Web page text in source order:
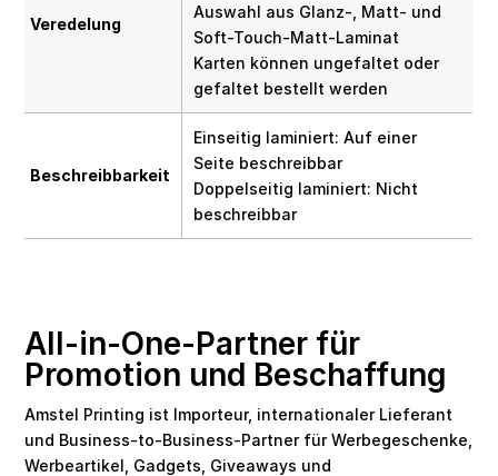
Veredelung
Auswahl aus Glanz-, Matt- und
Soft-Touch-Matt-Laminat
Karten können ungefaltet oder
gefaltet bestellt werden
Beschreibbarkeit
Einseitig laminiert: Auf einer
Seite beschreibbar
Doppelseitig laminiert: Nicht
beschreibbar
All-in-One-Partner für
Promotion und Beschaffung
Amstel Printing ist Importeur, internationaler Lieferant
und Business-to-Business-Partner für Werbegeschenke,
Werbeartikel, Gadgets, Giveaways und